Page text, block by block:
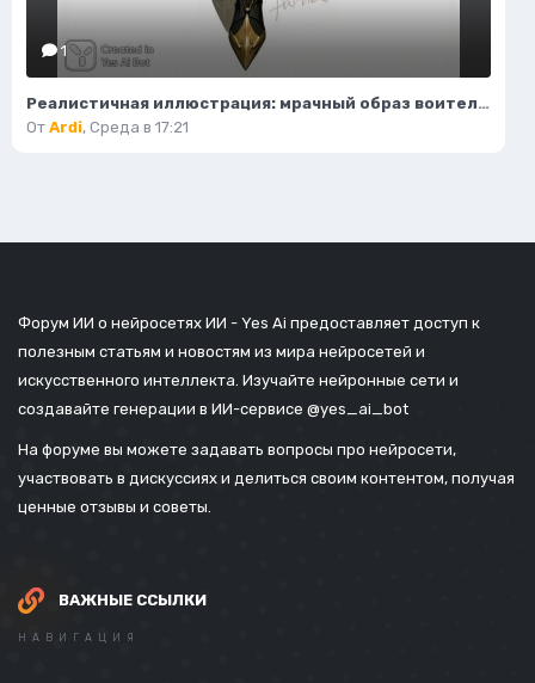
1
Реалистичная иллюстрация: мрачный образ воительницы-жнеца в фантазийном стиле. Картинка из нейросети Flux
От Ardi, Среда в 17:21
Форум ИИ о нейросетях ИИ - Yes Ai предоставляет доступ к
полезным статьям и новостям из мира нейросетей и
искусственного интеллекта. Изучайте нейронные сети и
создавайте генерации в ИИ-сервисе @yes_ai_bot
На форуме вы можете задавать вопросы про нейросети,
участвовать в дискуссиях и делиться своим контентом, получая
ценные отзывы и советы.
ВАЖНЫЕ ССЫЛКИ
НАВИГАЦИЯ